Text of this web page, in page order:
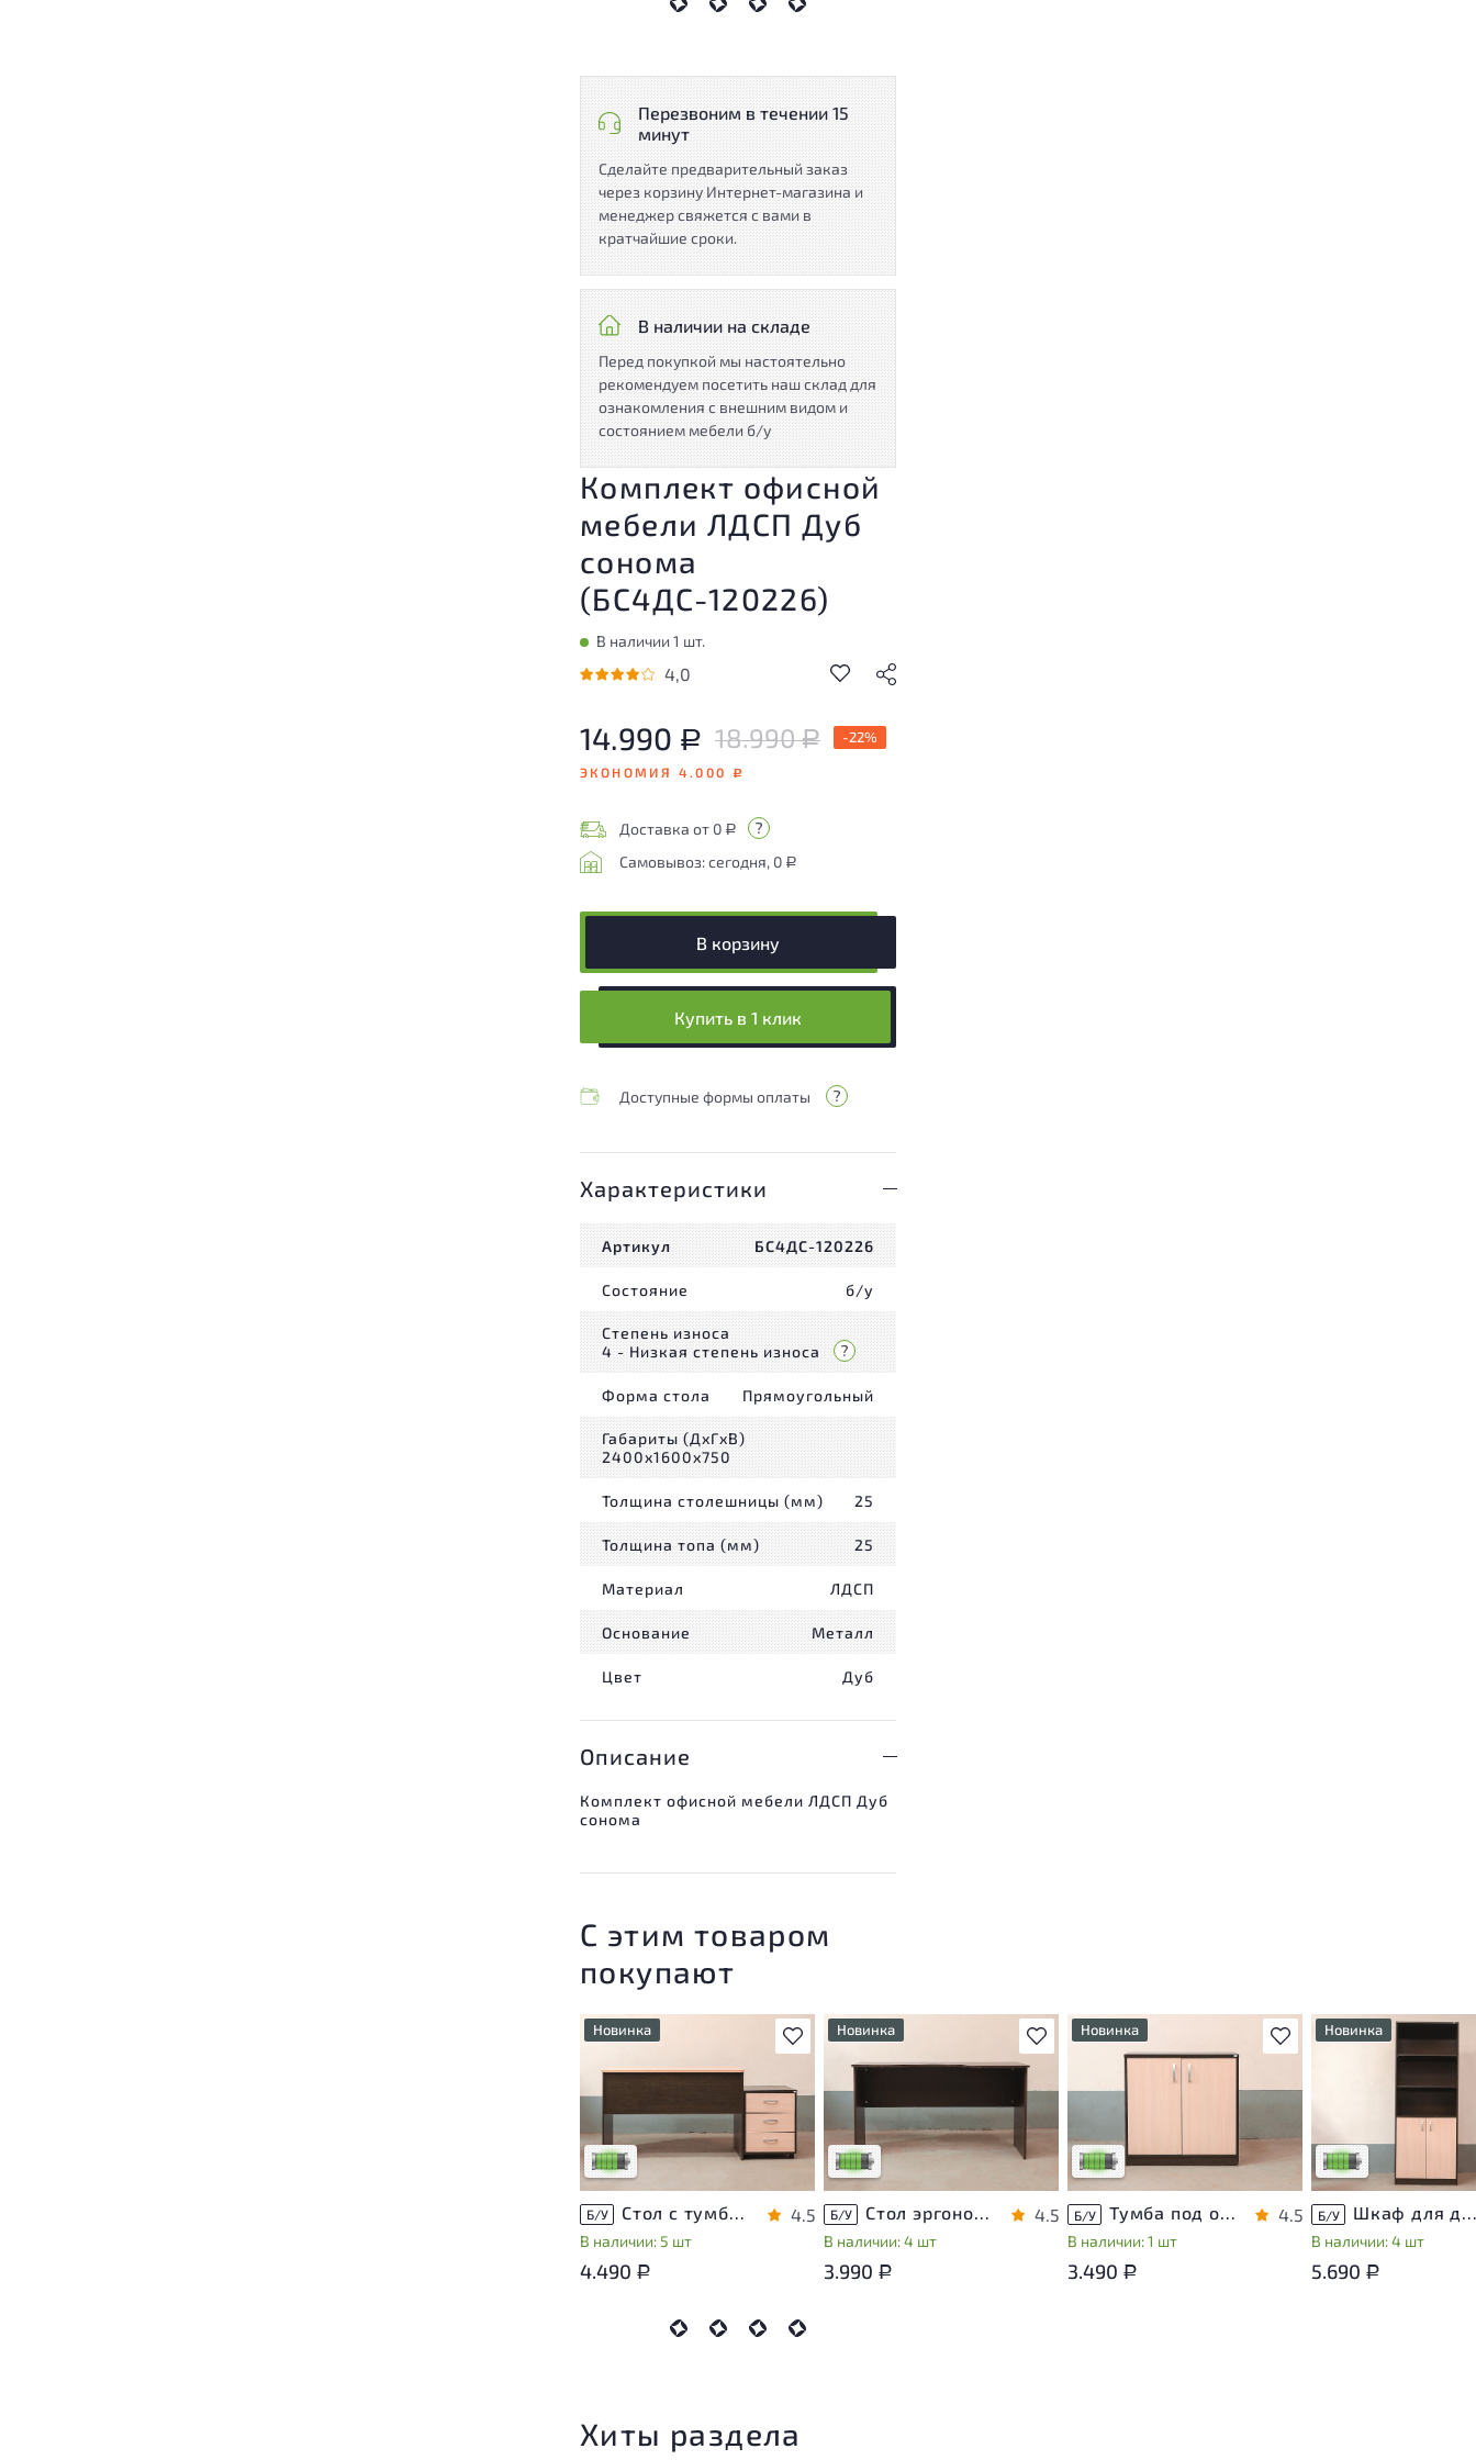
Перезвоним в течении 15
минут
Сделайте предварительный заказ
через корзину Интернет-магазина и
менеджер свяжется с вами в
кратчайшие сроки.
В наличии на складе
Перед покупкой мы настоятельно
рекомендуем посетить наш склад для
ознакомления с внешним видом и
состоянием мебели б/у
Комплект офисной
мебели ЛДСП Дуб
сонома
(БС4ДС-120226)
В наличии 1 шт.
4,0
14.990 Р 18.990Р -22%
ЭКОНОМИЯ 4.000 Р
Доставка от 0 Р
Самовывоз: сегодня, 0 Р
В корзину
Купить в 1 клик
Доступные формы оплаты
Характеристики
Артикул БС4ДС-120226
Состояние б/у
Степень износа
4 - Низкая степень износа
Форма стола Прямоугольный
Габариты (ДxГxВ)
2400x1600x750
Толщина столешницы (мм) 25
Толщина топа (мм) 25
Материал ЛДСП
Основание Металл
Цвет Дуб
Описание
Комплект офисной мебели ЛДСП Дуб
сонома
С этим товаром
покупают
В избранное
Новинка
незначительные следы
эксплуатации, не влияющие
использования
Низкая степень износа
Б/У
В наличии: 5 шт
4.5
4.490 Р
В избранное
Новинка
У товара присутствуют
незначительные следы
эксплуатации, не влияющие
на удобство его
использования
Низкая степень износа
Б/У
В наличии: 4 шт
4.5
3.990 Р
В избранное
Новинка
У товара присутствуют
незначительные следы
эксплуатации, не влияющие
на удобство его
Низкая степень износа
Б/У Тумба под оргтехнику ЛДСП Венге
В наличии: 1 шт
4.5
3.490 Р
Новинка
эксплуатации, не
использования
Низкая степень
Б/У Шкаф для документов
В наличии: 4 шт
5.690 Р
Хиты раздела